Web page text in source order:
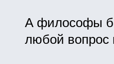
А философы
любой вопрос